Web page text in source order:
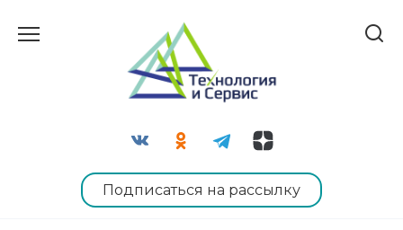
Подписаться на рассылку